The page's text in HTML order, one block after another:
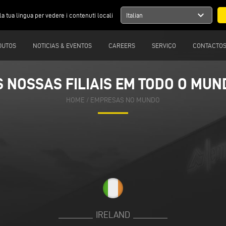
tua lingua per vedere i contenuti locali Italian expand_more
NOTICIAS & EVENTOS CAREERS SERVIÇO CONTACTOS
NOSSAS FILIAIS EM TODO O
HOME / EMPRESAS NO MUNDO
NOSSAS FILIAIS EM TODO O
HOME / EMPRESAS NO MUNDO
IRELAND